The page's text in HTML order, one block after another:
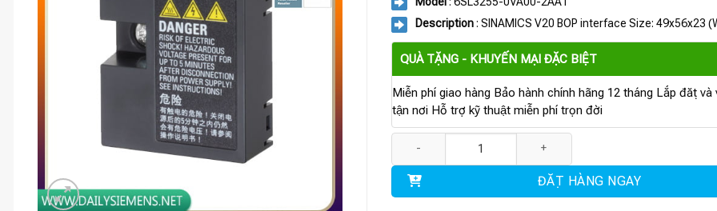
Description: SINAMICS V20 BOP interface Size: 49x56x23
QUÀ TẶNG - KHUYẾN MẠI ĐẶC BIỆT
Miễn phí giao hàng Bảo hành chính hãng 12 tháng Lắp đặt và
tận nơi Hỗ trợ kỹ thuật miễn phí trọn đời
ĐẶT HÀNG NGAY